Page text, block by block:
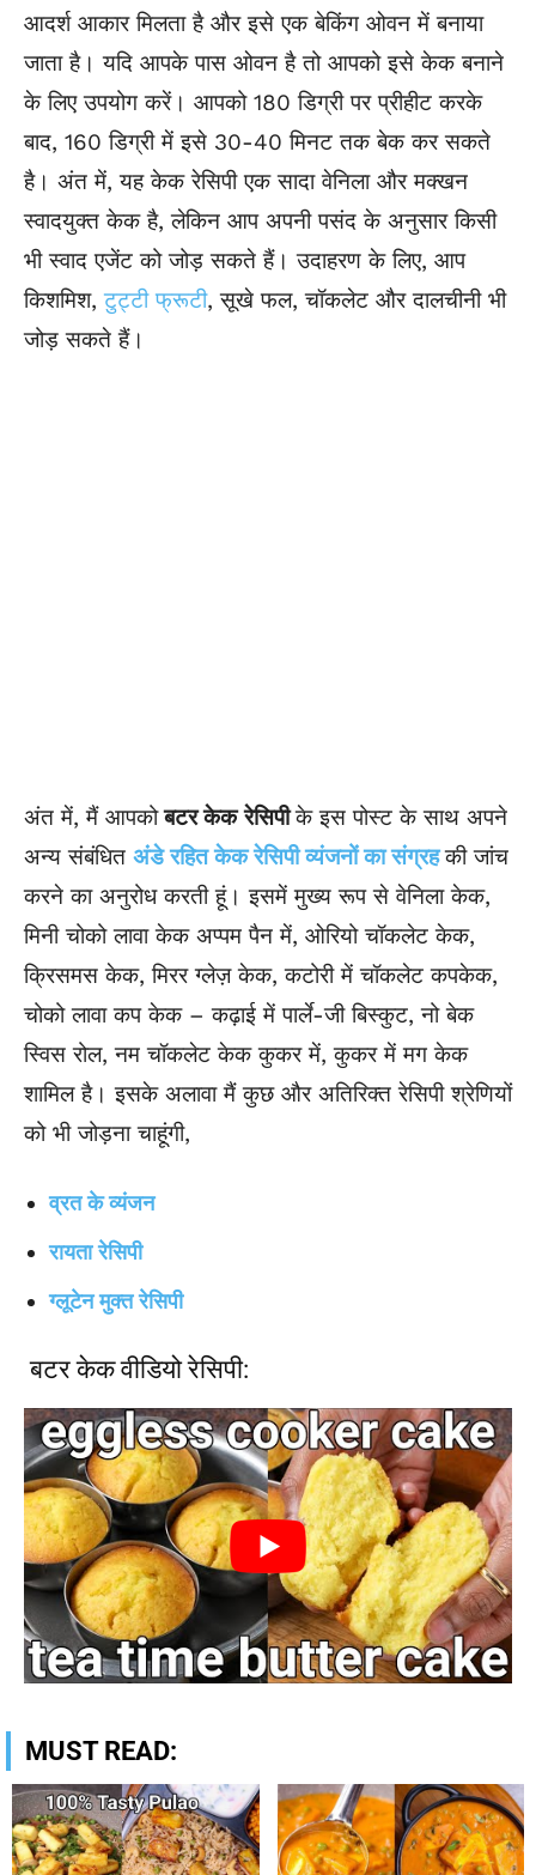
आदर्श आकार मिलता है और इसे एक बेकिंग ओवन में बनाया
जाता है। यदि आपके पास ओवन है तो आपको इसे केक बनाने
के लिए उपयोग करें। आपको 180 डिग्री पर प्रीहीट करके
बाद, 160 डिग्री में इसे 30-40 मिनट तक बेक कर सकते
है। अंत में, यह केक रेसिपी एक सादा वेनिला और मक्खन
स्वादयुक्त केक है, लेकिन आप अपनी पसंद के अनुसार किसी
भी स्वाद एजेंट को जोड़ सकते हैं। उदाहरण के लिए, आप
किशमिश,टुट्टी फ्रूटी, सूखे फल, चॉकलेट और दालचीनी भी
जोड़ सकते हैं।
अंत में, मैं आपकोबटर केक रेसिपीके इस पोस्ट के साथ अपने
अन्य संबंधित अंडे रहित केक रेसिपी व्यंजनों का संग्रहकी जांच
करने का अनुरोध करती हूं। इसमें मुख्य रूप से वेनिला केक,
मिनी चोको लावा केक अप्पम पैन में, ओरियो चॉकलेट केक,
क्रिसमस केक, मिरर ग्लेज़ केक,कटोरीमें चॉकलेट कपकेक,
चोको लावा कप केक – कढ़ाई में पार्ले-जी बिस्कुट, नो बेक
स्विस रोल, नम चॉकलेट केक कुकर में, कुकर में मग केक
शामिल है। इसके अलावा मैं कुछ और अतिरिक्त रेसिपी श्रेणियों
को भी जोड़ना चाहूंगी,
व्रत के व्यंजन
रायता रेसिपी
ग्लूटेन मुक्त रेसिपी
बटरकेक वीडियो रेसिपी:
MUST READ: